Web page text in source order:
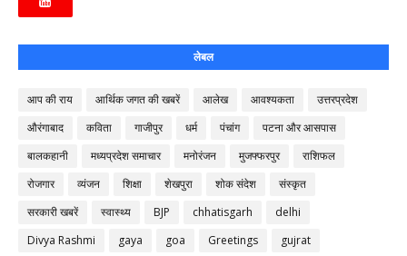
लेबल
आप की राय आर्थिक जगत की खबरें आलेख आवश्यकता
उत्तरप्रदेश
औरंगाबाद
कविता गाजीपुर धर्म पंचांग
पटना और आसपास
बालकहानी
मध्यप्रदेश समाचार मनोरंजन मुजफ्फरपुर
राशिफल
रोजगार
व्यंजन शिक्षा शेखपुरा शोक संदेश
संस्कृत
सरकारी खबरें
स्वास्थ्य BJP chhatisgarh
delhi
Divya Rashmi
gaya goa Greetings
gujrat